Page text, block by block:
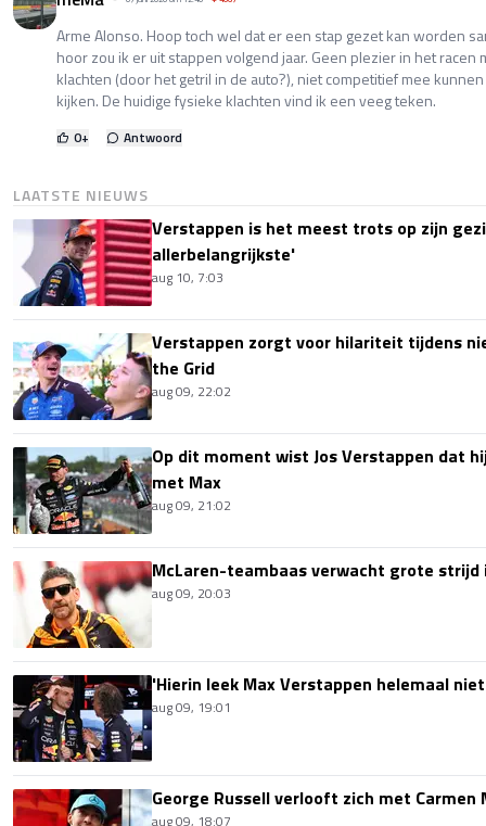
Arme Alonso. Hoop toch wel dat er een stap gezet kan worden
hoor zou ik er uit stappen volgend jaar. Geen plezier in het racen
klachten (door het getril in de auto?), niet competitief mee
kijken. De huidige fysieke klachten vind ik een veeg teken.
0+ Antwoord
LAATSTE NIEUWS
Verstappen is het meest trots op zijn
allerbelangrijkste'
aug 10, 7:03
Verstappen zorgt voor hilariteit tijdens
the Grid
aug 09, 22:02
Op dit moment wist Jos Verstappen dat
met Max
aug 09, 21:02
McLaren-teambaas verwacht grote
aug 09, 20:03
'Hierin leek Max Verstappen helemaal
aug 09, 19:01
George Russell verlooft zich met Carmen
aug 09, 18:07